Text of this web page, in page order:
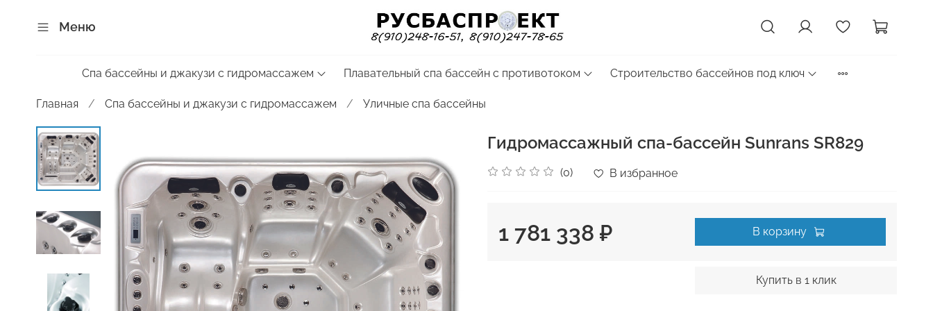
Меню
Спа бассейны и джакузи с гидромассажем Плавательный спа бассейн с противотоком Строительство бассейнов под ключ
Главная Спа бассейны и джакузи с гидромассажем Уличные спа бассейны
Гидромассажный спа-бассейн Sunrans SR829
(0) В избранное
1 781 338 ₽ В корзину
Купить в 1 клик